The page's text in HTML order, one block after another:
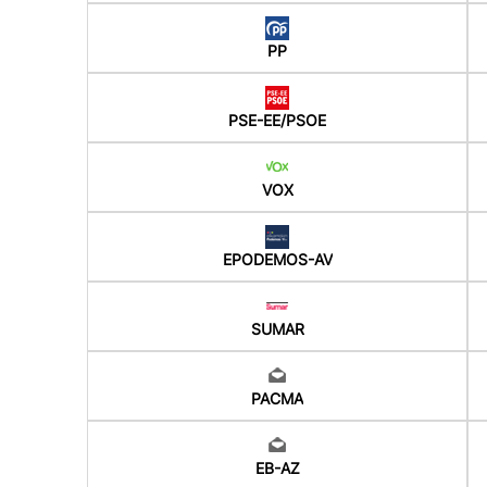
PP
PSE-EE/PSOE
VOX
EPODEMOS-AV
SUMAR
PACMA
EB-AZ